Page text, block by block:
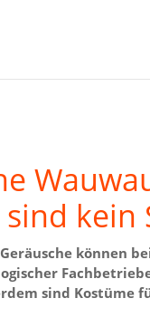
sind
können
sind